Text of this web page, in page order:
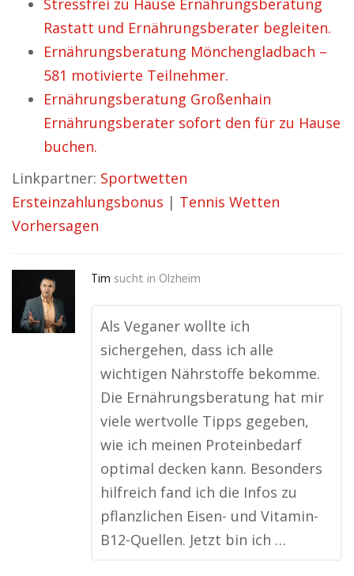
Stressfrei zu Hause Ernährungsberatung
Rastatt und Ernährungsberater begleiten.
Ernährungsberatung Mönchengladbach –
581 motivierte Teilnehmer.
Ernährungsberatung Großenhain
Ernährungsberater sofort den für zu Hause
buchen.
Linkpartner: Sportwetten
Ersteinzahlungsbonus | Tennis Wetten
Vorhersagen
Tim sucht in Olzheim
Als Veganer wollte ich
sichergehen, dass ich alle
wichtigen Nährstoffe bekomme.
Die Ernährungsberatung hat mir
viele wertvolle Tipps gegeben,
wie ich meinen Proteinbedarf
optimal decken kann. Besonders
hilfreich fand ich die Infos zu
pflanzlichen Eisen- und Vitamin-
B12-Quellen. Jetzt bin ich …